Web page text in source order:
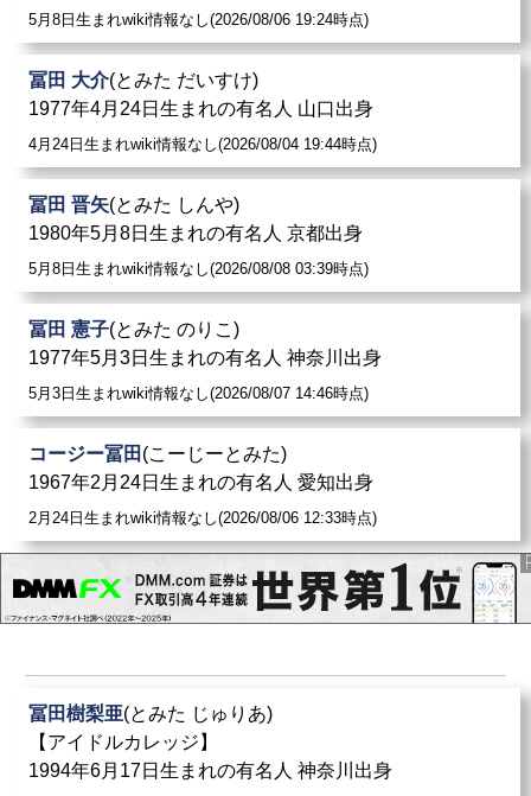
5月8日生まれwiki情報なし(2026/08/06 19:24時点)
冨田 大介(とみた だいすけ)
1977年4月24日生まれの有名人 山口出身
4月24日生まれwiki情報なし(2026/08/04 19:44時点)
冨田 晋矢(とみた しんや)
1980年5月8日生まれの有名人 京都出身
5月8日生まれwiki情報なし(2026/08/08 03:39時点)
冨田 憲子(とみた のりこ)
1977年5月3日生まれの有名人 神奈川出身
5月3日生まれwiki情報なし(2026/08/07 14:46時点)
コージー冨田 (こーじーとみた)
1967年2月24日生まれの有名人 愛知出身
2月24日生まれwiki情報なし(2026/08/06 12:33時点)
冨田樹梨亜(とみた じゅりあ)
【アイドルカレッジ】
1994年6月17日生まれの有名人 神奈川出身